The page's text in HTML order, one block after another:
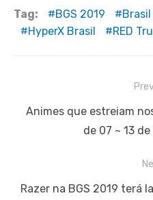
Tag: BGS 2019
HyperX Brasil
RED
dePrevious
Animes que estreiam
de 07 ~ 13
Next
Razer na BGS 2019 terá